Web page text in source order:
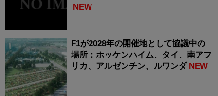
NEW
F1が2028年の開催地として協議中の
場所：ホッケンハイム、タイ、南アフ
リカ、アルゼンチン、ルワンダ NEW